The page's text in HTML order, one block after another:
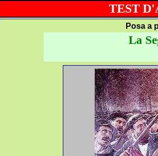
TEST
Posa a
La